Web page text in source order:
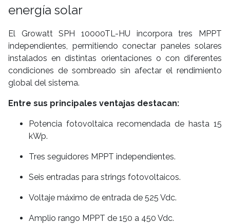
energía solar
El Growatt SPH 10000TL-HU incorpora tres MPPT
independientes, permitiendo conectar paneles solares
instalados en distintas orientaciones o con diferentes
condiciones de sombreado sin afectar el rendimiento
global del sistema.
Entre sus principales ventajas destacan:
Potencia fotovoltaica recomendada de hasta 15
kWp.
Tres seguidores MPPT independientes.
Seis entradas para strings fotovoltaicos.
Voltaje máximo de entrada de 525 Vdc.
Amplio rango MPPT de 150 a 450 Vdc.